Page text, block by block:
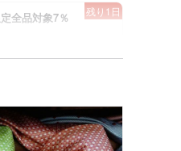
全品対象7％
残り1日